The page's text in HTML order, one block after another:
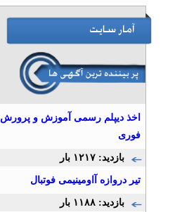
ساختمانی و صنعتی
آهن پرایس
» آگهی برنزی (توان ۱)
خدمات چاپ سه بعدی
فروش و تامین لوله‌، اتصالات،
فلنج و شیرآلات
تامین پروژه ایرانیان
اخذ دیپلم رسمی آموزش و پرورش
فوری
بازدید: ۱۲۱۷ بار
تیر دروازه آاومینیمی فوتبال
بازدید: ۱۱۸۸ بار